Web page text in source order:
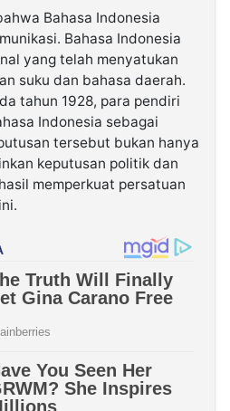
Bahasa Indonesia
Bahasa Indonesia
yang telah menyatukan
suku dan bahasa daerah.
tahun 1928, para pendiri
Indonesia sebagai
tersebut bukan hanya
keputusan politik dan
memperkuat persatuan